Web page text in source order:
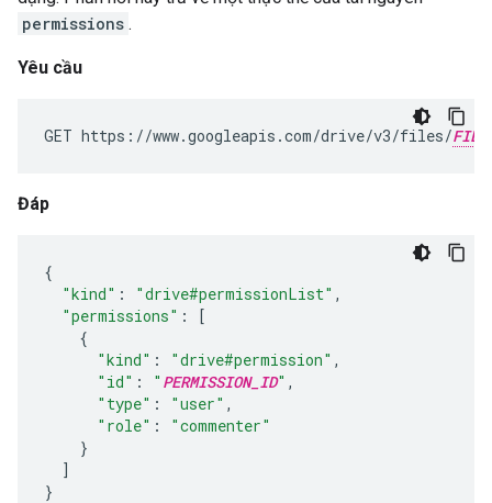
permissions .
Yêu cầu
GET https://www.googleapis.com/drive/v3/files/
Đáp
{
"kind" : "drive#permissionList" ,
"permissions" :
[
{
"kind" : "drive#permission" ,
"id" : " PERMISSION_ID" ,
"type" : "user" ,
"role" :
"commenter"
}
]
}